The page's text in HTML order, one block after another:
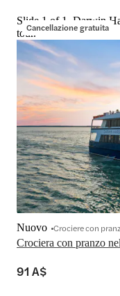
Cancellazione gratuita
Slide 1 of 1, Darwin
tour.
Crociera con pranzo
Nuovo Crociere con
91 A$